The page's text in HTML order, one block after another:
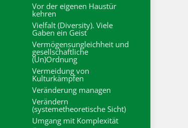
Vor der eigenen Haustür
kehren
Vielfalt (Diversity). Viele
Gaben ein Geist
Vermögensungleichheit und
gesellschaftliche
(Un)Ordnung
Vermeidung von
Kulturkämpfen
Veränderung managen
Verändern
(systemetheoretische Sicht)
Umgang mit Komplexität